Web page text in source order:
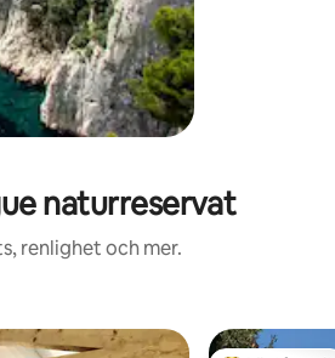
naturreservat
renlighet och mer.